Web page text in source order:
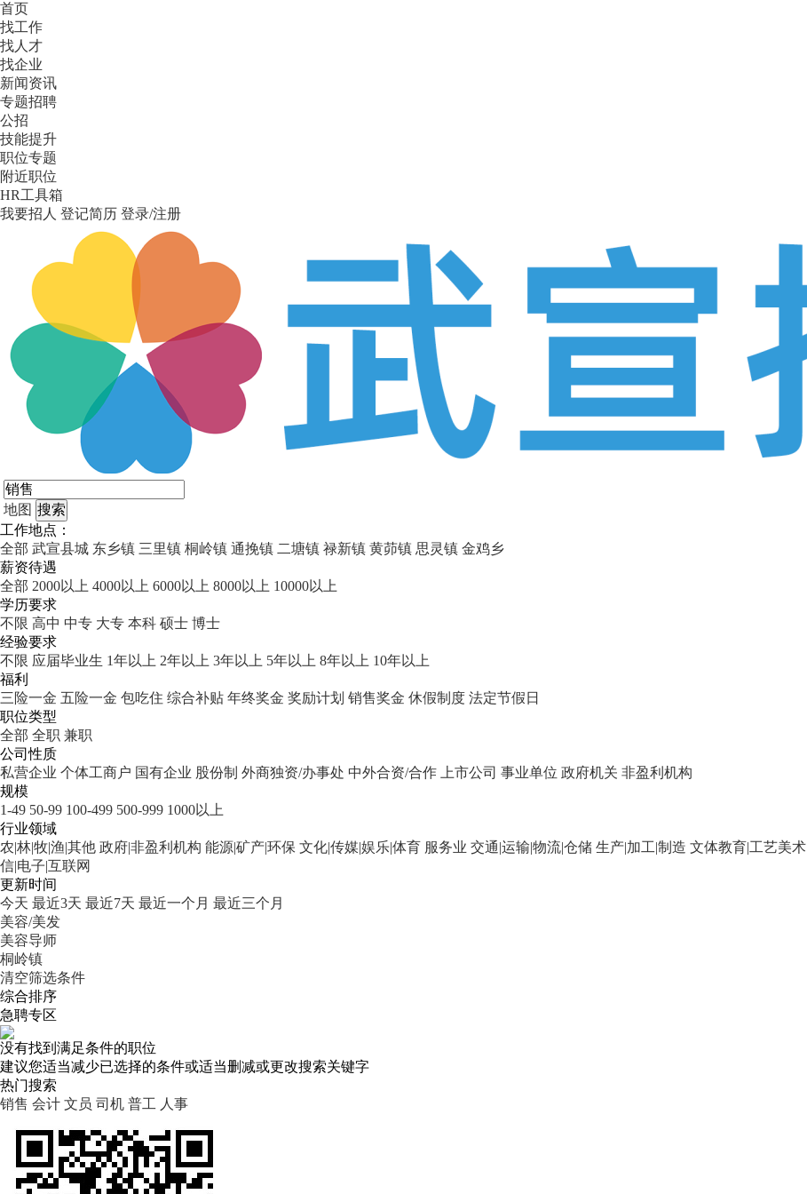
首页
找工作
找人才
找企业
新闻资讯
专题招聘
公招
技能提升
职位专题
附近职位
HR工具箱
我要招人 登记简历 登录/注册
地图
工作地点：
全部 武宣县城 东乡镇 三里镇 桐岭镇 通挽镇 二塘镇 禄新镇 黄茆镇 思灵镇 金鸡乡
薪资待遇
全部 2000以上 4000以上 6000以上 8000以上 10000以上
学历要求
不限 高中 中专 大专 本科 硕士 博士
经验要求
不限 应届毕业生 1年以上 2年以上 3年以上 5年以上 8年以上 10年以上
福利
三险一金 五险一金 包吃住 综合补贴 年终奖金 奖励计划 销售奖金 休假制度 法定节假日
职位类型
全部 全职 兼职
公司性质
私营企业 个体工商户 国有企业 股份制 外商独资/办事处 中外合资/合作 上市公司 事业单位 政府机关 非盈利机构
规模
1-49 50-99 100-499 500-999 1000以上
行业领域
农|林|牧|渔|其他 政府|非盈利机构 能源|矿产|环保 文化|传媒|娱乐|体育 服务业 交通|运输|物流|仓储 生产|加工|制造 文体教育|工艺美术
信|电子|互联网
更新时间
今天 最近3天 最近7天 最近一个月 最近三个月
美容/美发
美容导师
桐岭镇
清空筛选条件
综合排序
急聘专区
没有找到满足条件的职位
建议您适当减少已选择的条件或适当删减或更改搜索关键字
热门搜索
销售 会计 文员 司机 普工 人事